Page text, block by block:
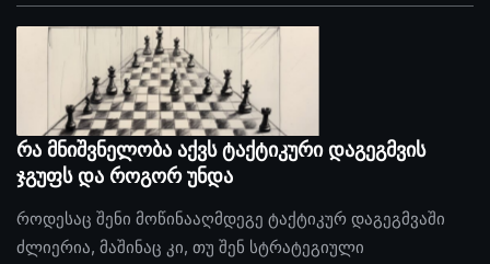
რა მნიშვნელობა აქვს ტაქტიკური დაგეგმვის
ჯგუფს და როგორ უნდა
როდესაც შენი მოწინააღმდეგე ტაქტიკურ დაგეგმვაში
ძლიერია, მაშინაც კი, თუ შენ სტრატეგიული